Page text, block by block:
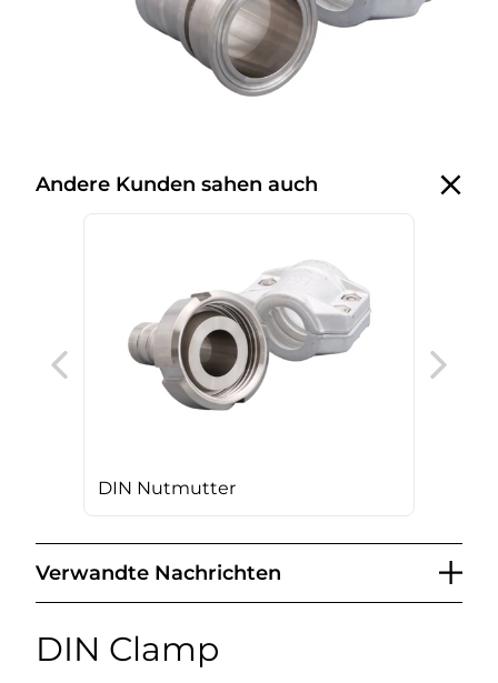
Andere Kunden sahen auch
DIN Nutmutter
Verwandte Nachrichten
DIN Clamp